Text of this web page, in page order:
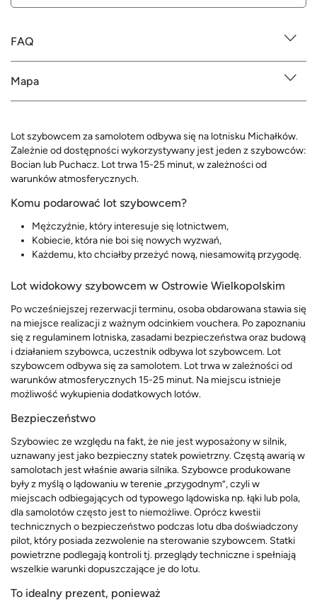
FAQ
Mapa
Lot szybowcem za samolotem odbywa się na lotnisku Michałków.
Zależnie od dostępności wykorzystywany jest jeden z szybowców:
Bocian lub Puchacz. Lot trwa 15-25 minut, w zależności od
warunków atmosferycznych.
Komu podarować lot szybowcem?
Mężczyźnie, który interesuje się lotnictwem,
Kobiecie, która nie boi się nowych wyzwań,
Każdemu, kto chciałby przeżyć nową, niesamowitą przygodę.
Lot widokowy szybowcem w Ostrowie Wielkopolskim
Po wcześniejszej rezerwacji terminu, osoba obdarowana stawia się
na miejsce realizacji z ważnym odcinkiem vouchera. Po zapoznaniu
się z regulaminem lotniska, zasadami bezpieczeństwa oraz budową
i działaniem szybowca, uczestnik odbywa lot szybowcem. Lot
szybowcem odbywa się za samolotem. Lot trwa w zależności od
warunków atmosferycznych 15-25 minut. Na miejscu istnieje
możliwość wykupienia dodatkowych lotów.
Bezpieczeństwo
Szybowiec ze względu na fakt, że nie jest wyposażony w silnik,
uznawany jest jako bezpieczny statek powietrzny. Częstą awarią w
samolotach jest właśnie awaria silnika. Szybowce produkowane
były z myślą o lądowaniu w terenie „przygodnym”, czyli w
miejscach odbiegających od typowego lądowiska np. łąki lub pola,
dla samolotów często jest to niemożliwe. Oprócz kwestii
technicznych o bezpieczeństwo podczas lotu dba doświadczony
pilot, który posiada zezwolenie na sterowanie szybowcem. Statki
powietrzne podlegają kontroli tj. przeglądy techniczne i spełniają
wszelkie warunki dopuszczające je do lotu.
To idealny prezent, ponieważ